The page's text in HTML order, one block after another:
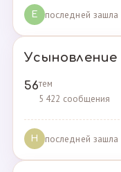
Е последней зашла
Усыновление
56тем
5 422 сообщения
Н последней зашла